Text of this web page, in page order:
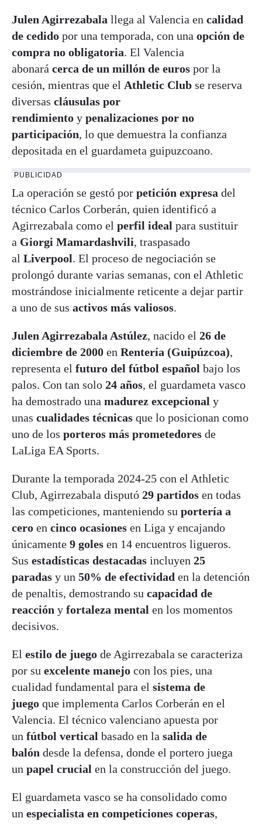
Julen Agirrezabala llega al Valencia en calidad
de cedido por una temporada, con una opción de
compra no obligatoria. El Valencia
abonará cerca de un millón de euros por la
cesión, mientras que el Athletic Club se reserva
diversas cláusulas por
rendimiento y penalizaciones por no
participación, lo que demuestra la confianza
depositada en el guardameta guipuzcoano.
PUBLICIDAD
La operación se gestó por petición expresa del
técnico Carlos Corberán, quien identificó a
Agirrezabala como el perfil ideal para sustituir
a Giorgi Mamardashvili, traspasado
al Liverpool. El proceso de negociación se
prolongó durante varias semanas, con el Athletic
mostrándose inicialmente reticente a dejar partir
a uno de sus activos más valiosos.
Julen Agirrezabala Astúlez, nacido el 26 de
diciembre de 2000 en Rentería (Guipúzcoa),
representa el futuro del fútbol español bajo los
palos. Con tan solo 24 años, el guardameta vasco
ha demostrado una madurez excepcional y
unas cualidades técnicas que lo posicionan como
uno de los porteros más prometedores de
LaLiga EA Sports.
Durante la temporada 2024-25 con el Athletic
Club, Agirrezabala disputó 29 partidos en todas
las competiciones, manteniendo su portería a
cero en cinco ocasiones en Liga y encajando
únicamente 9 goles en 14 encuentros ligueros.
Sus estadísticas destacadas incluyen 25
paradas y un 50% de efectividad en la detención
de penaltis, demostrando su capacidad de
reacción y fortaleza mental en los momentos
decisivos.
El estilo de juego de Agirrezabala se caracteriza
por su excelente manejo con los pies, una
cualidad fundamental para el sistema de
juego que implementa Carlos Corberán en el
Valencia. El técnico valenciano apuesta por
un fútbol vertical basado en la salida de
balón desde la defensa, donde el portero juega
un papel crucial en la construcción del juego.
El guardameta vasco se ha consolidado como
un especialista en competiciones coperas,